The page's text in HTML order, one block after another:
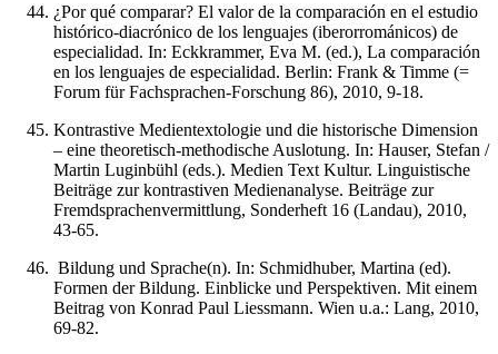
¿Por qué comparar? El valor de la comparación en el estudio
histórico-diacrónico de los lenguajes (iberorrománicos) de
especialidad. In: Eckkrammer, Eva M. (ed.), La comparación
en los lenguajes de especialidad. Berlin: Frank & Timme (=
Forum für Fachsprachen-Forschung 86), 2010, 9-18.
Kontrastive Medientextologie und die historische Dimension
– eine theoretisch-methodische Auslotung. In: Hauser, Stefan /
Martin Luginbühl (eds.). Medien Text Kultur. Linguistische
Beiträge zur kontrastiven Medienanalyse. Beiträge zur
Fremdsprachenvermittlung, Sonderheft 16 (Landau), 2010,
43-65.
Bildung und Sprache(n). In: Schmidhuber, Martina (ed).
Formen der Bildung. Einblicke und Perspektiven. Mit einem
Beitrag von Konrad Paul Liessmann. Wien u.a.: Lang, 2010,
69-82.